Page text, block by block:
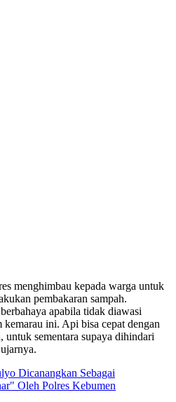
menghimbau kepada warga untuk
pembakaran sampah.
apabila tidak diawasi
ini. Api bisa cepat dengan
untuk sementara supaya dihindari
Dicanangkan Sebagai
Oleh Polres Kebumen